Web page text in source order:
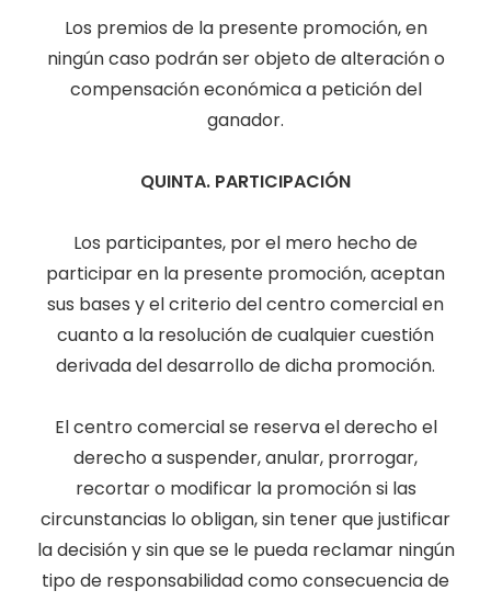
Los premios de la presente promoción, en
ningún caso podrán ser objeto de alteración o
compensación económica a petición del
ganador.
QUINTA. PARTICIPACIÓN
Los participantes, por el mero hecho de
participar en la presente promoción, aceptan
sus bases y el criterio del centro comercial en
cuanto a la resolución de cualquier cuestión
derivada del desarrollo de dicha promoción.
El centro comercial se reserva el derecho el
derecho a suspender, anular, prorrogar,
recortar o modificar la promoción si las
circunstancias lo obligan, sin tener que justificar
la decisión y sin que se le pueda reclamar ningún
tipo de responsabilidad como consecuencia de